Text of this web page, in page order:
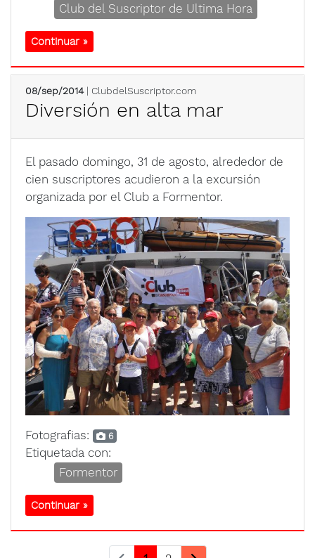
Club del Suscriptor de Ultima Hora
Continuar »
08/sep/2014| ClubdelSuscriptor.com
Diversión en alta mar
El pasado domingo, 31 de agosto, alrededor de
cien suscriptores acudieron a la excursión
organizada por el Club a Formentor.
Fotografias: 6
Etiquetada con:
Formentor
Continuar »